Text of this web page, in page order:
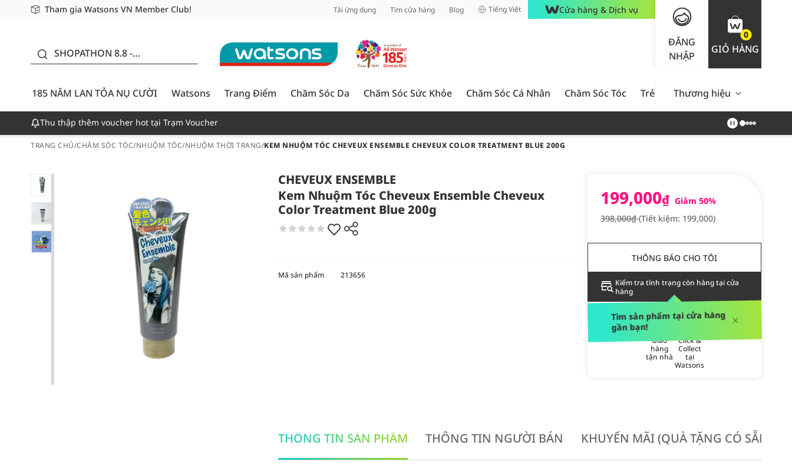
Tham gia Watsons VN Member Club!
Miễn phí giao hàng cho đơn hàng từ 249,000Đ
Giao hàng nhanh 24h - Áp dụng khu vực TP. Hồ Chí Minh Tải ứng dụng Tìm cửa hàng Blog Tiếng Việt Cửa hàng & Dịch vụ
ĐĂNG
NHẬP
0
GIỎ HÀNG
SHOPATHON 8.8 -
CƯỜI - GIẢM ĐẾN
50%
185 NĂM LAN TỎA NỤ CƯỜI
Watsons Trang Điểm Chăm Sóc Da Chăm Sóc Sức Khỏe Chăm Sóc Cá Nhân Chăm Sóc Tóc Trẻ Em Nam Giới Chăm Sóc
Thương hiệu
Thu thập thêm voucher hot tại Trạm Voucher
TRANG CHỦ/CHĂM SÓC TÓC/NHUỘM TÓC/NHUỘM THỜI TRANG/KEM NHUỘM TÓC CHEVEUX ENSEMBLE CHEVEUX COLOR TREATMENT BLUE 200G
CHEVEUX ENSEMBLE
Kem Nhuộm Tóc Cheveux Ensemble Cheveux
Color Treatment Blue 200g
199,000₫ Giảm 50%
398,000₫(Tiết kiệm: 199,000)
THÔNG BÁO CHO TÔI
Kiểm tra tình trạng còn hàng tại cửa
hàng
Tìm sản phẩm tại cửa hàng
gần bạn!
Giao
hàng
tận nhà
Click &
Collect
tại
Watsons
Mã sản phẩm 213656
THÔNG TIN SẢN PHẨM THÔNG TIN NGƯỜI BÁN KHUYẾN MÃI (QUÀ TẶNG CÓ SẴN